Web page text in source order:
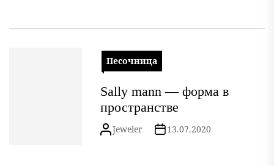
Песочница
Sally mann — форма в
пространстве
Jeweler 13.07.2020